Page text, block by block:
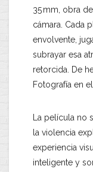
35 mm, obra
cámara. Cada
envolvente,
subrayar esa
retorcida. De
Fotografía en
La película no
la violencia
experiencia
inteligente y